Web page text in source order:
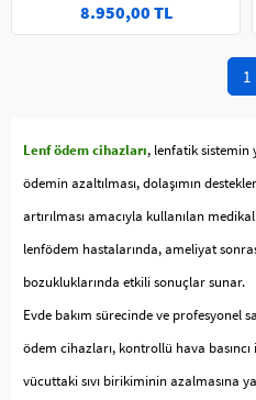
8.950,00 TL
1
Lenf ödem cihazları, lenfatik sistemin
ödemin azaltılması, dolaşımın
artırılması amacıyla kullanılan
lenfödem hastalarında, ameliyat
bozukluklarında etkili sonuçlar sunar.
Evde bakım sürecinde ve profesyonel
ödem cihazları, kontrollü hava basıncı
vücuttaki sıvı birikiminin azalmasına